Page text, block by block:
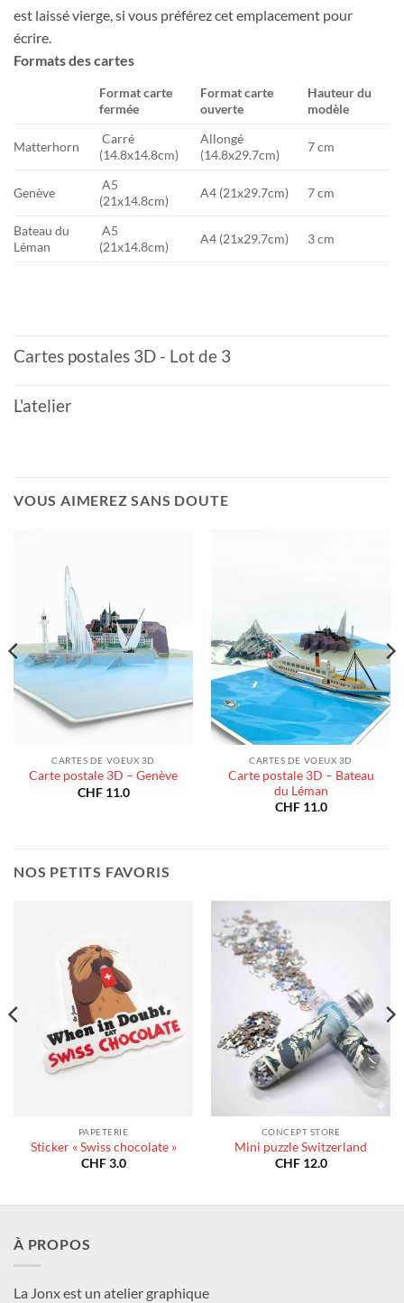
est laissé vierge, si vous préférez cet emplacement pour
écrire.
Formats des cartes
Format carte
fermée
Format carte
ouverte
Hauteur du
modèle
Matterhorn
Carré
(14.8x14.8cm)
Allongé
(14.8x29.7cm)
7 cm
Genève
A5
(21x14.8cm)
A4 (21x29.7cm) 7 cm
Bateau du
Léman
A5
(21x14.8cm)
A4 (21x29.7cm) 3 cm
Cartes postales 3D - Lot de 3
L'atelier
VOUS AIMEREZ SANS DOUTE
CARTES DE VOEUX 3D
Carte postale 3D – Genève
CHF11.0
CARTES DE VOEUX 3D
Carte postale 3D – Bateau
du Léman
CHF11.0
NOS PETITS FAVORIS
PAPETERIE
Sticker « Swiss chocolate »
CHF3.0
CONCEPT STORE
Mini puzzle Switzerland
CHF12.0
À PROPOS
La Jonx est un atelier graphique